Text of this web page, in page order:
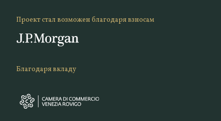
Проект стал возможен благодаря взносам
Благодаря вкладу